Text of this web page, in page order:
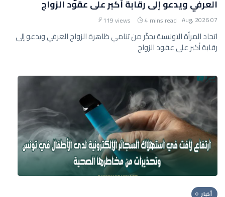
العرفي ويدعو إلى رقابة أكبر على عقود الزواج
07 Aug, 2026
4 mins read
119 views
اتحاد المرأة التونسية يحذّر من تنامي ظاهرة الزواج العرفي ويدعو إلى
رقابة أكبر على عقود الزواج
أخبار